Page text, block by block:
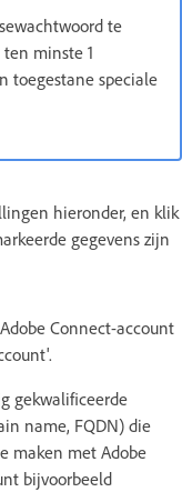
te
minste 1
toegestane speciale
hieronder, en klik
gegevens zijn
Connect-account
gekwalificeerde
name, FQDN) die
maken met Adobe
bijvoorbeeld